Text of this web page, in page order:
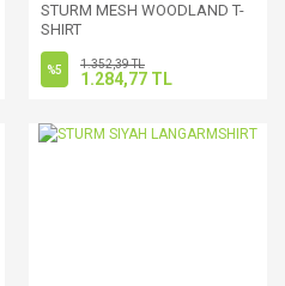
STURM MESH WOODLAND T-
SHIRT
%5 1.352,39 TL
1.284,77 TL